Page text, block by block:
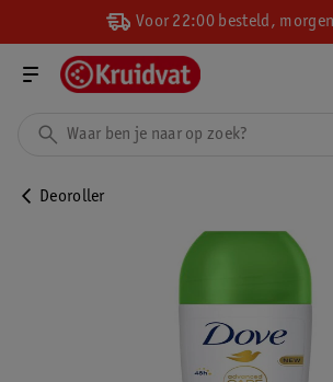
Voor 22:00 besteld,
Deoroller